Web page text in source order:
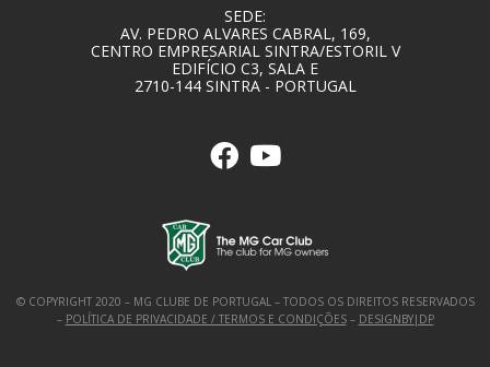
SEDE:
AV. PEDRO ALVARES CABRAL, 169,
CENTRO EMPRESARIAL SINTRA/ESTORIL V
EDIFÍCIO C3, SALA E
2710-144 SINTRA - PORTUGAL
© COPYRIGHT 2020 – MG CLUBE DE PORTUGAL – TODOS OS DIREITOS RESERVADOS
– POLÍTICA DE PRIVACIDADE / TERMOS E CONDIÇÕES– DESIGNBY|DP